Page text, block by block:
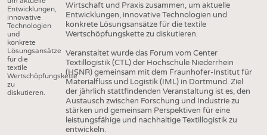
Entwicklungen,
innovative
Technologien
und
konkrete
Lösungsansätze
für die
textile
Wertschöpfungskette
zu
diskutieren.
Wirtschaft und Praxis zusammen, um aktuelle
Entwicklungen, innovative Technologien und
konkrete Lösungsansätze für die textile
Wertschöpfungskette zu diskutieren.
Veranstaltet wurde das Forum vom Center
Textillogistik (CTL) der Hochschule Niederrhein
(HSNR) gemeinsam mit dem Fraunhofer-Institut für
Materialfluss und Logistik (IML) in Dortmund. Ziel
der jährlich stattfindenden Veranstaltung ist es, den
Austausch zwischen Forschung und Industrie zu
stärken und gemeinsam Perspektiven für eine
leistungsfähige und nachhaltige Textillogistik zu
entwickeln.